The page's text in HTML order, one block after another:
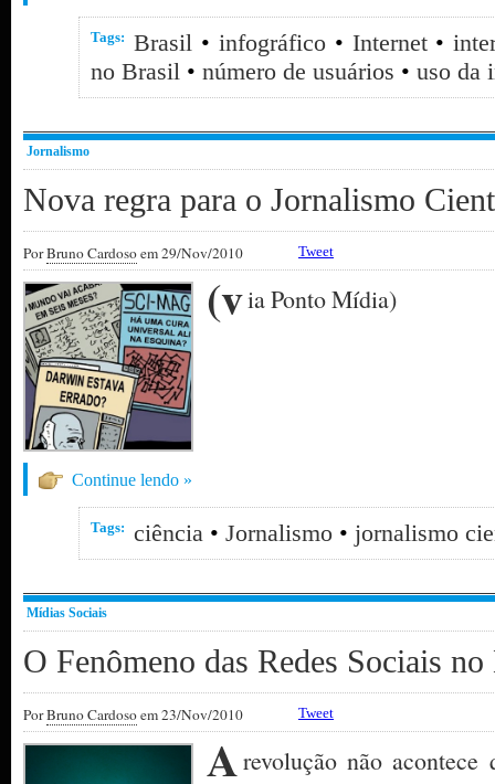
Tags: Brasil • infográfico• Internet•
no Brasil • número de usuários • uso da
Jornalismo
Nova regra para o Jornalismo
PorBruno Cardosoem 29/Nov/2010 Tweet
(via Ponto Mídia)
Continue lendo »
Tags: ciência • Jornalismo • jornalismo
Mídias Sociais
O Fenômeno das Redes Sociais
PorBruno Cardosoem 23/Nov/2010 Tweet
Arevolução não acontece